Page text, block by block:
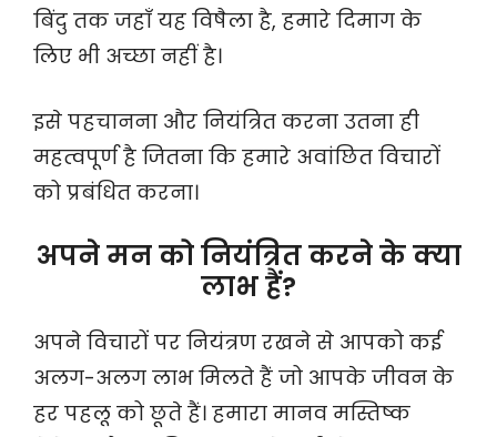
बिंदु तक जहाँ यह विषैला है, हमारे दिमाग के
लिए भी अच्छा नहीं है।
इसे पहचानना और नियंत्रित करना उतना ही
महत्वपूर्ण है जितना कि हमारे अवांछित विचारों
को प्रबंधित करना।
अपने मन को नियंत्रित करने के क्या
लाभ हैं?
अपने विचारों पर नियंत्रण रखने से आपको कई
अलग-अलग लाभ मिलते हैं जो आपके जीवन के
हर पहलू को छूते हैं। हमारा मानव मस्तिष्क